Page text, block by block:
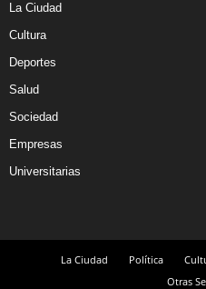
La Ciudad
Cultura
Deportes
Salud
Sociedad
Empresas
Universitarias
La Ciudad Política
Otras